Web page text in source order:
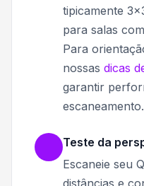
tipicamente
para salas
Para
nossas dicas
garantir
escaneamento.
Teste da
Escaneie seu